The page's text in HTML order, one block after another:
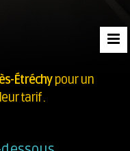
Étréchypour un
tarif .